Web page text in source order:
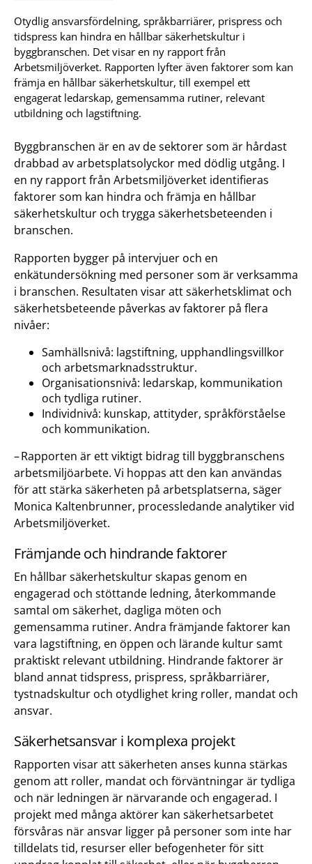
Otydlig ansvarsfördelning, språkbarriärer, prispress och
tidspress kan hindra en hållbar säkerhetskultur i
byggbranschen. Det visar en ny rapport från
Arbetsmiljöverket. Rapporten lyfter även faktorer som kan
främja en hållbar säkerhetskultur, till exempel ett
engagerat ledarskap, gemensamma rutiner, relevant
utbildning och lagstiftning.
Byggbranschen är en av de sektorer som är hårdast
drabbad av arbetsplatsolyckor med dödlig utgång. I
en ny rapport från Arbetsmiljöverket identifieras
faktorer som kan hindra och främja en hållbar
säkerhetskultur och trygga säkerhetsbeteenden i
branschen.
Rapporten bygger på intervjuer och en
enkätundersökning med personer som är verksamma
i branschen. Resultaten visar att säkerhetsklimat och
säkerhetsbeteende påverkas av faktorer på flera
nivåer:
Samhällsnivå: lagstiftning, upphandlingsvillkor
och arbetsmarknadsstruktur.
Organisationsnivå: ledarskap, kommunikation
och tydliga rutiner.
Individnivå: kunskap, attityder, språkförståelse
och kommunikation.
– Rapporten är ett viktigt bidrag till byggbranschens
arbetsmiljöarbete. Vi hoppas att den kan användas
för att stärka säkerheten på arbetsplatserna, säger
Monica Kaltenbrunner, processledande analytiker vid
Arbetsmiljöverket.
Främjande och hindrande faktorer
En hållbar säkerhetskultur skapas genom en
engagerad och stöttande ledning, återkommande
samtal om säkerhet, dagliga möten och
gemensamma rutiner. Andra främjande faktorer kan
vara lagstiftning, en öppen och lärande kultur samt
praktiskt relevant utbildning. Hindrande faktorer är
bland annat tidspress, prispress, språkbarriärer,
tystnadskultur och otydlighet kring roller, mandat och
ansvar.
Säkerhetsansvar i komplexa projekt
Rapporten visar att säkerheten anses kunna stärkas
genom att roller, mandat och förväntningar är tydliga
och när ledningen är närvarande och engagerad. I
projekt med många aktörer kan säkerhetsarbetet
försvåras när ansvar ligger på personer som inte har
tilldelats tid, resurser eller befogenheter för sitt